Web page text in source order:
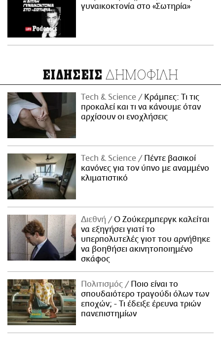
γυναικοκτονία στο «Σωτηρία»
ΕΙΔΗΣΕΙΣ ΔΗΜΟΦΙΛΗ
Τech & Science
Κράμπες: Τι τις
προκαλεί και τι να κάνουμε όταν
αρχίσουν οι ενοχλήσεις
Τech & Science
Πέντε βασικοί
κανόνες για τον ύπνο με αναμμένο
κλιματιστικό
Διεθνή
Ο Ζούκερμπεργκ καλείται
να εξηγήσει γιατί το
υπερπολυτελές γιοτ του αρνήθηκε
να βοηθήσει ακινητοποιημένο
σκάφος
Πολιτισμός
Ποιο είναι το
σπουδαιότερο τραγούδι όλων των
εποχών; - Τι έδειξε έρευνα τριών
πανεπιστημίων